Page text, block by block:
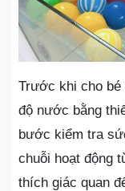
Trước khi cho bé
độ nước bằng
bước kiểm tra
chuỗi hoạt động
thích giác quan